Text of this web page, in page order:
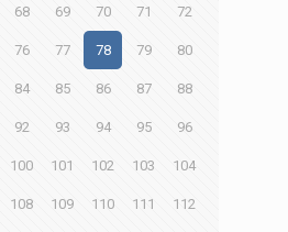
68 69 70 71 72
76 77 78 79 80
84 85 86 87 88
92 93 94 95 96
100 101 102 103 104
108 109 110 111 112